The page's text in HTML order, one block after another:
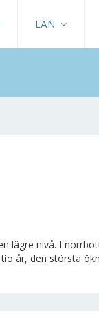
LÄN
lägre nivå. I
år, den största